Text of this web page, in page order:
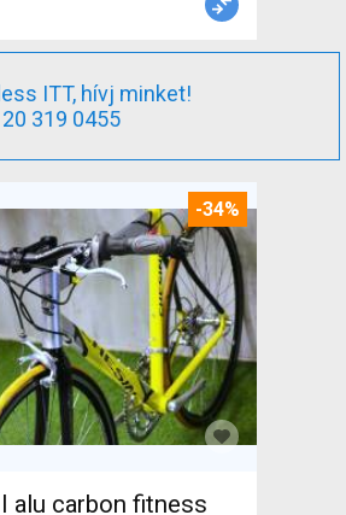
ITT, hívj minket!
319 0455
-34%
alu carbon fitness